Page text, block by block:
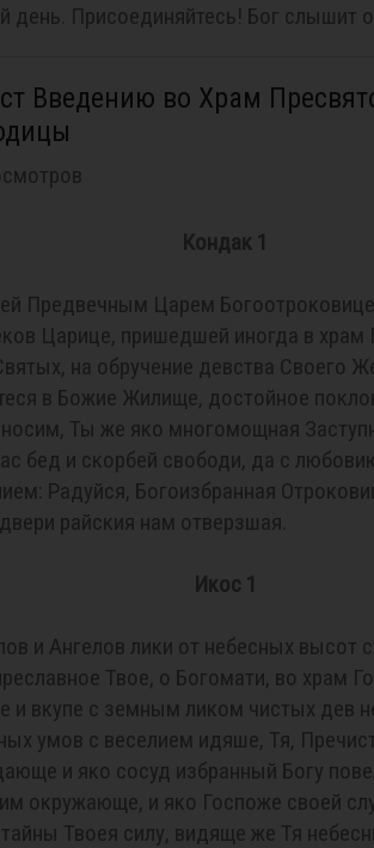
день. Присоединяйтесь! Бог слышит
Введению во Храм
Кондак 1
Предвечным Царем
Царице, пришедшей иногда в храм
на обручение девства Своего
в Божие Жилище, достойное
Ты же яко многомощная
бед и скорбей свободи, да с
Радуйся, Богоизбранная
райския нам отверзшая.
Икос 1
и Ангелов лики от небесных высот
Твое, о Богомати, во храм
и вкупе с земным ликом чистых дев
умов с веселием идяше, Тя,
и яко сосуд избранный Богу
окружающе, и яко Госпоже своей
Твоея силу, видяще же Тя